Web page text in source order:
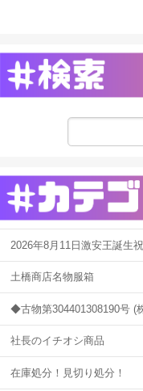
2026年8月11日激安王誕生
土橋商店名物服箱
◆古物第304401308190号 (
社長のイチオシ商品
在庫処分！見切り処分！